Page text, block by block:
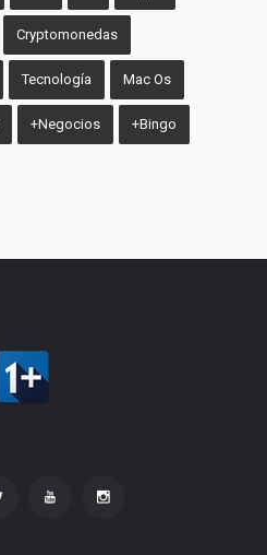
Cryptomonedas
Tecnología Mac Os
+Negocios +Bingo